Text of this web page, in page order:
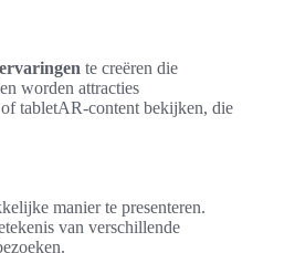
te creëren die
worden attracties
tabletAR-content bekijken, die
manier te presenteren.
van verschillende